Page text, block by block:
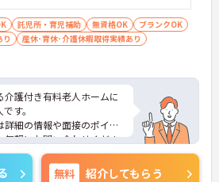
託児所・育児補助 無資格OK
ブランクOK
り
産休･育休･介護休暇取得実績あり
護付き有料老人ホームに
す。
詳細の情報や面接のポイン
気軽にお問い合わせくださ
無料 紹介してもらう